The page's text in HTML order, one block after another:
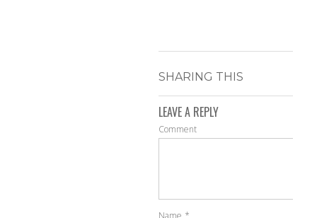
SHARING THIS
LEAVE A REPLY
Comment
Name *